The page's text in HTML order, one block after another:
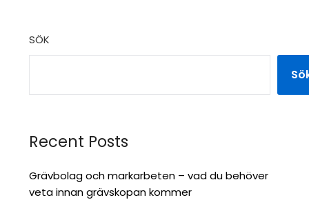
SÖK
Recent Posts
Grävbolag och markarbeten – vad du behöver
veta innan grävskopan kommer